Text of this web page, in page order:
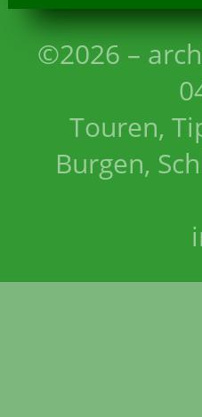
©2026 –
Touren,
Burgen,